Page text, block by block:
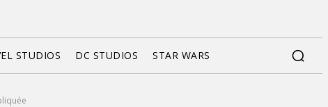
STUDIOS DC STUDIOS STAR WARS